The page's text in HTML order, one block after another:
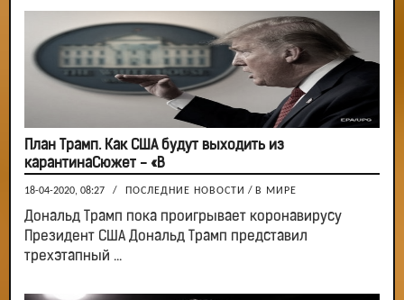
План Трамп. Как США будут выходить из
карантинаСюжет - «В
18-04-2020, 08:27 / ПОСЛЕДНИЕ НОВОСТИ / В МИРЕ
Дональд Трамп пока проигрывает коронавирусу
Президент США Дональд Трамп представил
трехэтапный ...